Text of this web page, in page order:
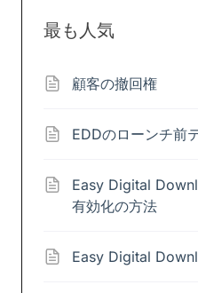
最も人気
顧客の撤回権
EDDのローンチ前
Easy Digital
有効化の方法
Easy Digital